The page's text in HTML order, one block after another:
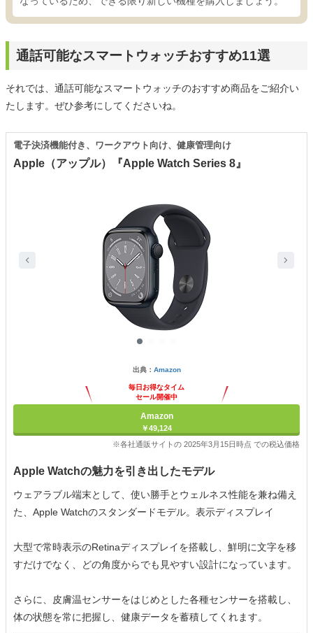
通話可能なスマートウォッチおすすめ11選
それでは、通話可能なスマートウォッチのおすすめ商品をご紹介い
たします。ぜひ参考にしてくださいね。
Apple（アップル）『Apple Watch Series 8』
電子決済機能付き、ワークアウト向け、健康管理向け
出典： Amazon
毎日お得なタイム
セール開催中
Amazon
￥49,124
※各社通販サイトの 2025年3月15日時点 での税込価格
Apple Watchの魅力を引き出したモデル
ウェアラブル端末として、使い勝手とウェルネス性能を兼ね備え
た、Apple Watchのスタンダードモデル。表示ディスプレイ
大型で常時表示のRetinaディスプレイを搭載し、鮮明に文字を移
すだけでなく、どの角度からでも見やすい設計になっています。
さらに、皮膚温センサーをはじめとした各種センサーを搭載し、
体の状態を常に把握し、健康データを蓄積してくれます。